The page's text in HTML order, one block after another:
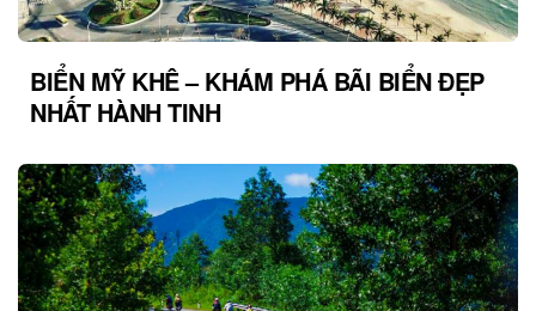
BIỂN MỸ KHÊ – KHÁM PHÁ BÃI BIỂN ĐẸP
NHẤT HÀNH TINH